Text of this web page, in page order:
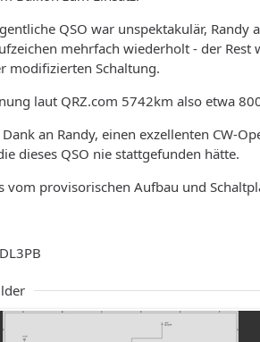
QSO war unspektakulär,
mehrfach wiederholt - der
modifizierten Schaltung.
laut QRZ.com 5742km also etwa
Dank an Randy, einen exzellenten CW-
dieses QSO nie stattgefunden hätte.
vom provisorischen Aufbau und